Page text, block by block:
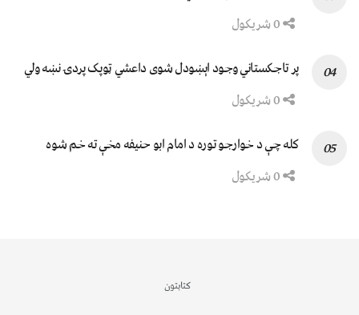
پر تاجکستاني وجود اېښودل شوی داعشي ټوپک پردۍ نښه ولي
کله چې د خوارجو توره د امام ابو حنیفه مخې ته خم شوه
کتابتون